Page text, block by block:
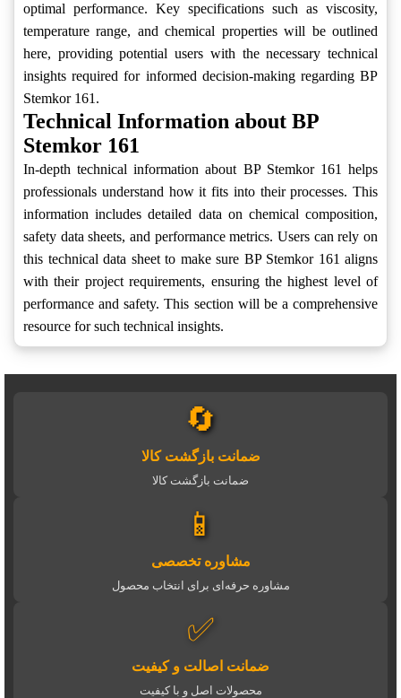
optimal performance. Key specifications such as viscosity,
temperature range, and chemical properties will be outlined
here, providing potential users with the necessary technical
insights required for informed decision-making regarding BP
Stemkor 161.
Technical Information about BP
Stemkor 161
In-depth technical information about BP Stemkor 161 helps
professionals understand how it fits into their processes. This
information includes detailed data on chemical composition,
safety data sheets, and performance metrics. Users can rely on
this technical data sheet to make sure BP Stemkor 161 aligns
with their project requirements, ensuring the highest level of
performance and safety. This section will be a comprehensive
resource for such technical insights.
🔄
ضمانت بازگشت کالا
ضمانت بازگشت کالا
📱
مشاوره تخصصی
مشاوره حرفه‌ای برای انتخاب محصول
✅
ضمانت اصالت و کیفیت
محصولات اصل و با کیفیت